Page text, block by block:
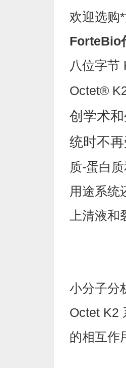
欢迎选购
ForteBio
八位字节
Octet®
创学术
统时不
质-蛋白
用途系统
上清液
小分子分
Octet K2
的相互作